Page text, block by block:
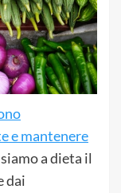
e mantenere
a dieta il
dai